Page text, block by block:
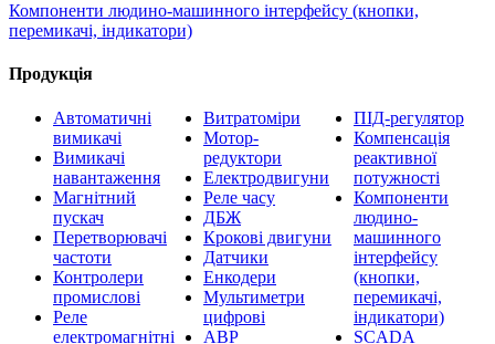
Компоненти людино-машинного інтерфейсу (кнопки,
перемикачі, індикатори)
Продукція
Автоматичні
вимикачі
Вимикачі
навантаження
Магнітний
пускач
Перетворювачі
частоти
Контролери
промислові
Реле
електромагнітні
Витратоміри
Мотор-
редуктори
Електродвигуни
Реле часу
ДБЖ
Крокові двигуни
Датчики
Енкодери
Мультиметри
цифрові
АВР
ПІД-регулятор
Компенсація
реактивної
потужності
Компоненти
людино-
машинного
інтерфейсу
(кнопки,
перемикачі,
індикатори)
SCADA